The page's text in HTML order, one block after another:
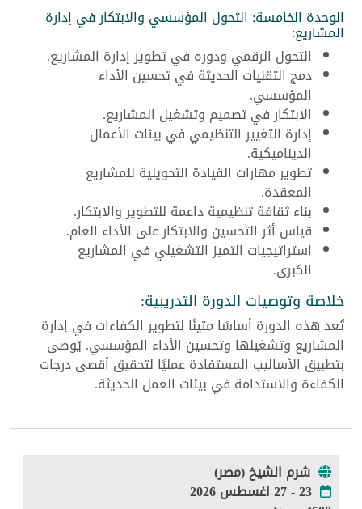
الوحدة الخامسة: التحول المؤسسي والابتكار في إدارة
المشاريع:
التحول الرقمي ودوره في تطوير إدارة المشاريع.
دمج التقنيات الحديثة في تحسين الأداء
المؤسسي.
الابتكار في تصميم وتشغيل المشاريع.
إدارة التغيير التنظيمي في بيئات الأعمال
الديناميكية.
تطوير مهارات القيادة التحويلية للمشاريع
المعقدة.
بناء ثقافة تنظيمية داعمة للتطوير والابتكار.
قياس أثر التحسين والابتكار على الأداء العام.
استراتيجيات التميز التشغيلي في المشاريع
الكبرى.
خلاصة وتوصيات الدورة التدريبية:
تُعد هذه الدورة أساسًا متينًا لتطوير الكفاءات في إدارة
المشاريع وتشغيلها وتحسين الأداء المؤسسي. يُوصى
بتطبيق الأساليب المستفادة عمليًا لتحقيق أقصى درجات
الكفاءة والاستدامة في بيئات العمل الحديثة.
شرم الشيخ (مصر)
23 - 27 اغسطس 2026